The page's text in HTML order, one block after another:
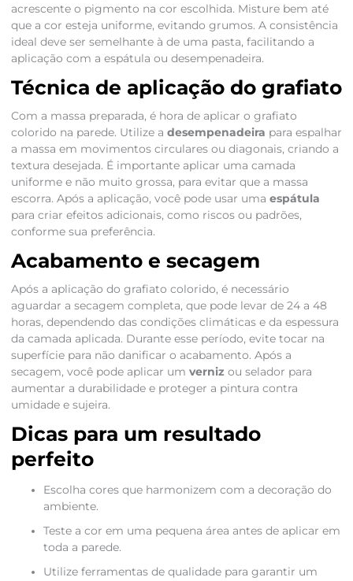
acrescente o pigmento na cor escolhida. Misture bem até
que a cor esteja uniforme, evitando grumos. A consistência
ideal deve ser semelhante à de uma pasta, facilitando a
aplicação com a espátula ou desempenadeira.
Técnica de aplicação do grafiato
Com a massa preparada, é hora de aplicar o grafiato
colorido na parede. Utilize a desempenadeira para espalhar
a massa em movimentos circulares ou diagonais, criando a
textura desejada. É importante aplicar uma camada
uniforme e não muito grossa, para evitar que a massa
escorra. Após a aplicação, você pode usar uma espátula
para criar efeitos adicionais, como riscos ou padrões,
conforme sua preferência.
Acabamento e secagem
Após a aplicação do grafiato colorido, é necessário
aguardar a secagem completa, que pode levar de 24 a 48
horas, dependendo das condições climáticas e da espessura
da camada aplicada. Durante esse período, evite tocar na
superfície para não danificar o acabamento. Após a
secagem, você pode aplicar um vernizou selador para
aumentar a durabilidade e proteger a pintura contra
umidade e sujeira.
Dicas para um resultado
perfeito
Escolha cores que harmonizem com a decoração do
ambiente.
Teste a cor em uma pequena área antes de aplicar em
toda a parede.
Utilize ferramentas de qualidade para garantir um